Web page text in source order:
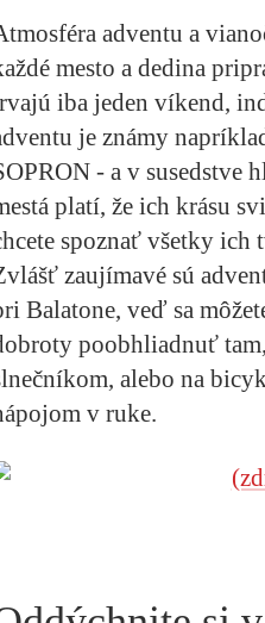
adventu a
mesto a dedina
iba jeden víkend,
je známy
- a v susedstve
platí, že ich krásu
spoznať všetky ich
zaujímavé sú
Balatone, veď sa
poobhliadnuť
alebo na
v ruke.